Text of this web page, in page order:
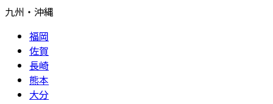
九州・沖縄
福岡
佐賀
長崎
熊本
大分